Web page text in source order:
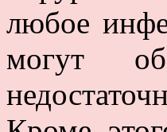
любое
могут